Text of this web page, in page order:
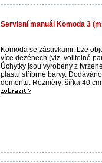
Servisní manuál Komoda 3
Komoda se zásuvkami. Lze
více dezénech (viz. volitelné
Úchytky jsou vyrobeny z
plastu stříbrné barvy.
demontu. Rozměry: šířka 40 cm